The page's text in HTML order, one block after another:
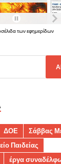
των εφημερίδων
ΔΟΕ
Σάββας
Παιδείας
έργα